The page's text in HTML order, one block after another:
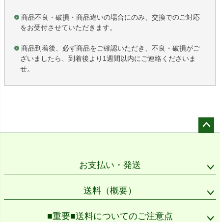
商品不良・破損・商品違いの場合にのみ、交換でのご対応
をお受付させていただきます。
商品到着後、必ず商品をご確認いただき、不良・破損がご
ざいましたら、到着後より1週間以内にご連絡くださいま
せ。
お支払い・発送
送料（概要）
■重要■送料についてのご注意点